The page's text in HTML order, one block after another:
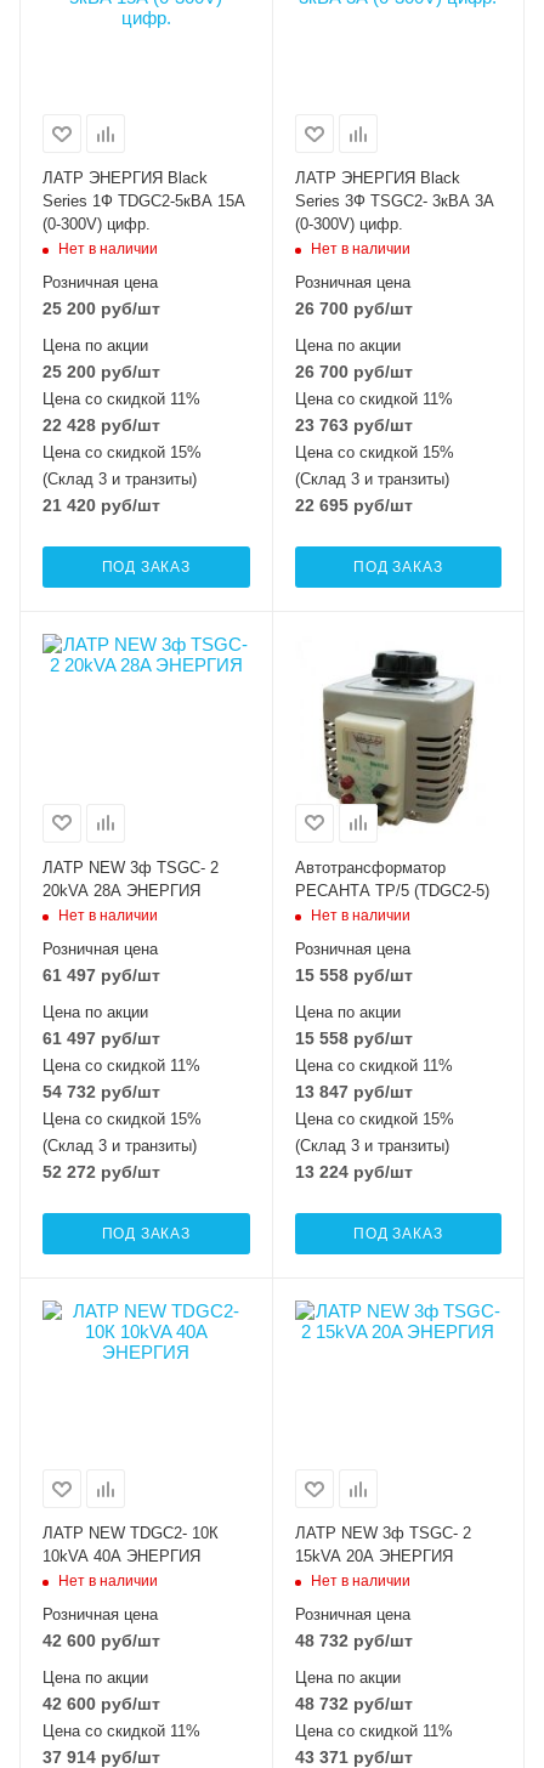
ЛАТР ЭНЕРГИЯ Black
Series 1Ф TDGC2-5кВА 15А
(0-300V) цифр.
Нет в наличии
Розничная цена
25 200 руб/шт
Цена по акции
25 200 руб/шт
Цена со скидкой 11%
22 428 руб/шт
Цена со скидкой 15%
(Склад 3 и транзиты)
21 420 руб/шт
ПОД ЗАКАЗ
ЛАТР ЭНЕРГИЯ Black
Series 3Ф TSGC2- 3кВА 3А
(0-300V) цифр.
Нет в наличии
Розничная цена
26 700руб/шт
Цена по акции
26 700руб/шт
Цена со скидкой 11%
23 763руб/шт
Цена со скидкой 15%
(Склад 3 и транзиты)
22 695руб/шт
ПОД ЗАКАЗ
ЛАТР NEW 3ф TSGC- 2
20kVA 28A ЭНЕРГИЯ
Нет в наличии
Розничная цена
61 497 руб/шт
Цена по акции
61 497 руб/шт
Цена со скидкой 11%
54 732 руб/шт
Цена со скидкой 15%
(Склад 3 и транзиты)
52 272 руб/шт
ПОД ЗАКАЗ
Автотрансформатор
РЕСАНТА ТР/5 (TDGC2-5)
Нет в наличии
Розничная цена
15 558руб/шт
Цена по акции
15 558руб/шт
Цена со скидкой 11%
13 847руб/шт
Цена со скидкой 15%
(Склад 3 и транзиты)
13 224руб/шт
ПОД ЗАКАЗ
ЛАТР NEW TDGC2- 10К
10kVA 40A ЭНЕРГИЯ
Нет в наличии
Розничная цена
42 600 руб/шт
Цена по акции
42 600 руб/шт
Цена со скидкой 11%
37 914 руб/шт
ЛАТР NEW 3ф TSGC- 2
15kVA 20A ЭНЕРГИЯ
Нет в наличии
Розничная цена
48 732 руб/шт
Цена по акции
48 732 руб/шт
Цена со скидкой 11%
43 371руб/шт